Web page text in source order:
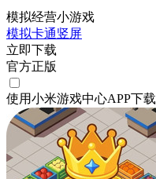
模拟经营小游戏
模拟卡通竖屏
立即下载
官方正版
使用小米游戏中心APP下载